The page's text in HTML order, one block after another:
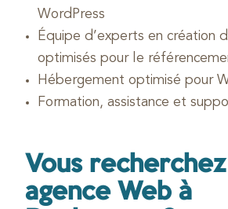
WordPress
Équipe d’experts en création
optimisés pour le
Hébergement optimisé pour
Formation, assistance et
Vous
agence Web à